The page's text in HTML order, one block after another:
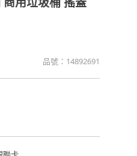
品號： 14892691